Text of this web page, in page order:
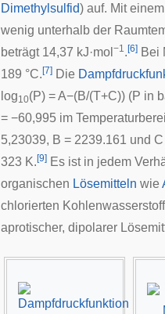
Dimethylsulfid) auf. Mit einem
wenig unterhalb der
beträgt 14,37 kJ·mol −1 .[6] Bei
189 °C.[7] Die
log10(P) = A−(B/(T+C)) (P in
= −60,995 im
5,23039, B = 2239.161 und
323 K.[9] Es ist in jedem
organischen Lösemitteln wie
chlorierten
aprotischer, dipolarer